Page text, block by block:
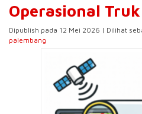
Operasional
Dipublish pada 12 Mei 2026 | Dilihat
palembang